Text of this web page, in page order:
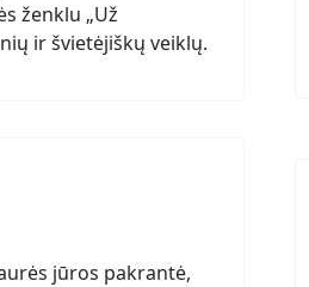
ženklu „Už
ir švietėjiškų veiklų.
jūros pakrantė,